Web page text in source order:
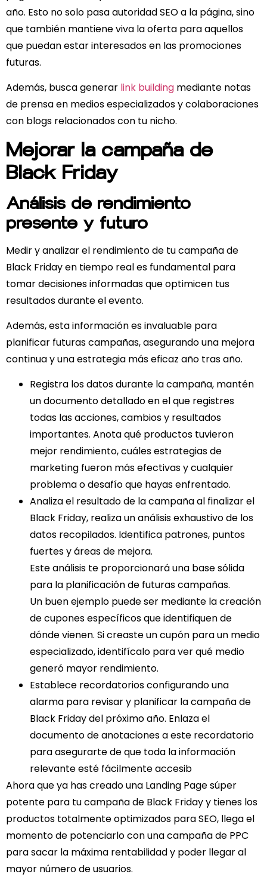
año. Esto no solo pasa autoridad SEOa la página, sino
que también mantiene viva la oferta para aquellos
que puedan estar interesados en las promociones
futuras.
Además, busca generar link building mediante notas
de prensa en medios especializados y colaboraciones
con blogs relacionados con tu nicho.
Mejorar la campaña de
Black Friday
Análisis de rendimiento
presente y futuro
Medir y analizar el rendimiento de tu campaña de
Black Friday en tiempo real es fundamental para
tomar decisiones informadas que optimicen tus
resultados durante el evento.
Además, esta información es invaluable para
planificar futuras campañas, asegurando una mejora
continua y una estrategia más eficaz año tras año.
Registra los datosdurante la campaña, mantén
un documento detallado en el que registres
todas las acciones, cambios y resultados
importantes. Anota qué productos tuvieron
mejor rendimiento, cuáles estrategias de
marketing fueron más efectivas y cualquier
problema o desafío que hayas enfrentado.
Analiza el resultado de la campañaal finalizar el
Black Friday, realiza un análisis exhaustivo de los
datos recopilados. Identifica patrones, puntos
fuertes y áreas de mejora.
Este análisis te proporcionará una base sólida
para la planificación de futuras campañas.
Un buen ejemplo puede ser mediante la creación
de cupones específicos que identifiquen de
dónde vienen. Si creaste un cupón para un medio
especializado, identifícalo para ver qué medio
generó mayor rendimiento.
Establece recordatoriosconfigurando una
alarma para revisar y planificar la campaña de
Black Friday del próximo año. Enlaza el
documento de anotaciones a este recordatorio
para asegurarte de que toda la información
relevante esté fácilmente accesib
Ahora que ya has creado una Landing Page súper
potente para tu campaña de Black Friday y tienes los
productos totalmente optimizados para SEO, llega el
momento de potenciarlo con una campaña de PPC
para sacar la máxima rentabilidad y poder llegar al
mayor número de usuarios.